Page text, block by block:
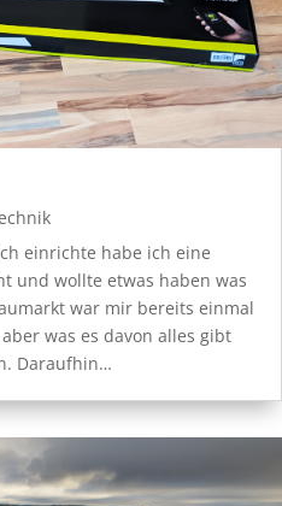
einrichte habe ich eine
und wollte etwas haben was
war mir bereits einmal
was es davon alles gibt
Daraufhin…